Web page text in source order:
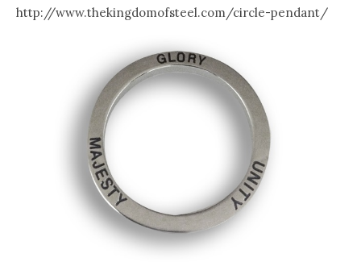
http://www.thekingdomofsteel.com/circle-pendant/